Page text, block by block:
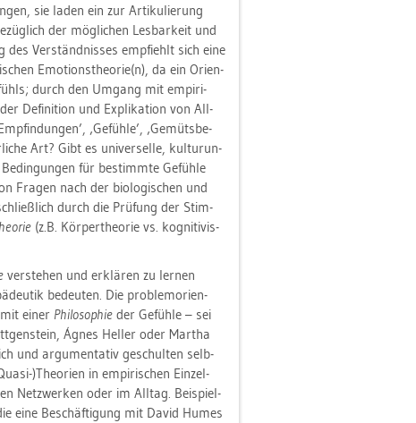
sie laden ein zur Ar­ti­ku­lie­rung
der mög­li­chen Les­bar­keit und
Ver­ständ­nis­ses emp­fiehlt sich eine
Emo­ti­ons­theo­rie(n), da ein Ori­en­
durch den Um­gang mit em­pi­ri­
De­fi­ni­ti­on und Ex­pli­ka­ti­on von All­
‚Ge­füh­le’, ‚Ge­müts­be­
Art? Gibt es uni­ver­sel­le, kul­tur­un­
für be­stimm­te Ge­füh­le
Fra­gen nach der bio­lo­gi­schen und
durch die Prü­fung der Stim­
(z.B. Kör­per­theo­rie vs. ko­gni­ti­vis­
ver­ste­hen und er­klä­ren zu ler­nen
be­deu­ten. Die pro­blem­ori­en­
einer Phi­lo­so­phieder Ge­füh­le – sei
Ágnes Hel­ler oder Mar­tha
und ar­gu­men­ta­tiv ge­schul­ten selb­
)Theo­ri­en in em­pi­ri­schen Ein­zel­
Netz­wer­ken oder im All­tag. Bei­spiel­
eine Be­schäf­ti­gung mit David Humes